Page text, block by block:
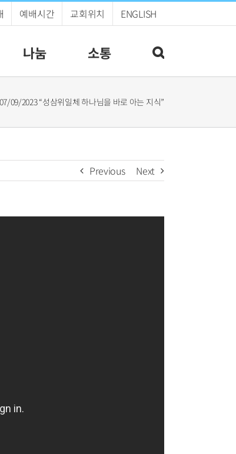
예배시간 교회위치 ENGLISH
나눔 소통
09/2023 “성삼위일체 하나님을 바로 아는 지식”
Previous Next